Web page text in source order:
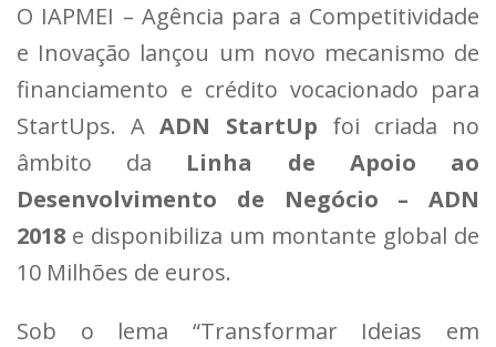
O IAPMEI – Agência para a Competitividade
e Inovação lançou um novo mecanismo de
financiamento e crédito vocacionado para
StartUps. AADN StartUp foi criada no
âmbito da Linha de Apoio ao
Desenvolvimento de Negócio – ADN
2018 e disponibiliza um montante global de
10 Milhões de euros.
Sob o lema “Transformar Ideias em